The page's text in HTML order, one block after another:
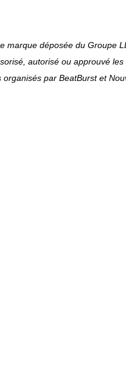
marque déposée du Groupe
autorisé ou approuvé les
organisés par BeatBurst et